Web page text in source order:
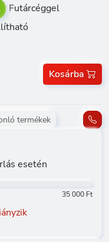
Futárcéggel
Kosárba
termékek
esetén
35 000 Ft